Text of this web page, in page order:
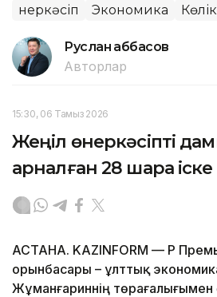
Өнеркәсіп Экономика Көлік
Руслан Ғаббасов
Авторлар
15:30, 06 Тамыз 2026
Жеңіл өнеркәсіпті
арналған 28 шара
АСТАНА. KAZINFORM — ҚР
орынбасары – ұлттық
Жұманғариннің төрағалығымен